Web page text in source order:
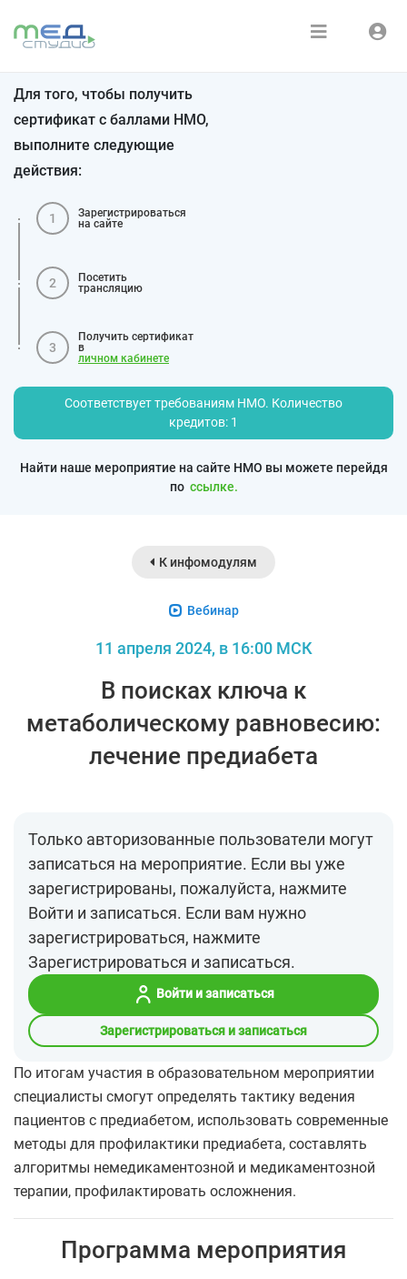
Зарегистрироваться
Для того, чтобы получить
сертификат с баллами НМО,
выполните следующие
действия:
1
Зарегистрироваться
на сайте
2
Посетить
трансляцию
3
Получить сертификат
в
личном кабинете
Соответствует требованиям НМО. Количество
кредитов: 1
Найти наше мероприятие на сайте НМО вы можете перейдя
по ссылке.
К инфомодулям
Вебинар
11 апреля 2024, в 16:00 МСК
В поисках ключа к
метаболическому равновесию:
лечение предиабета
Только авторизованные пользователи могут
записаться на мероприятие. Если вы уже
зарегистрированы, пожалуйста, нажмите
Войти и записаться. Если вам нужно
зарегистрироваться, нажмите
Зарегистрироваться и записаться.
Войти и записаться
Зарегистрироваться и записаться
По итогам участия в образовательном мероприятии
специалисты смогут определять тактику ведения
пациентов с предиабетом, использовать современные
методы для профилактики предиабета, составлять
алгоритмы немедикаментозной и медикаментозной
терапии, профилактировать осложнения.
Программа мероприятия